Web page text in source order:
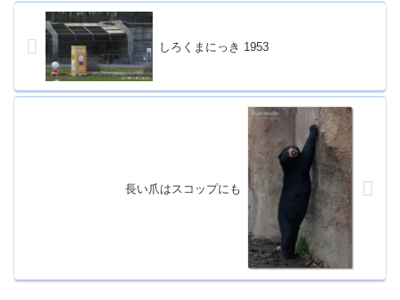
しろくまにっき 1953
長い爪はスコップにも